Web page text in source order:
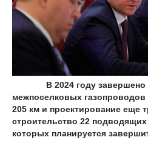
В 2024 году завершено
межпоселковых
205 км и проектирование еще
строительство 22
которых планируется